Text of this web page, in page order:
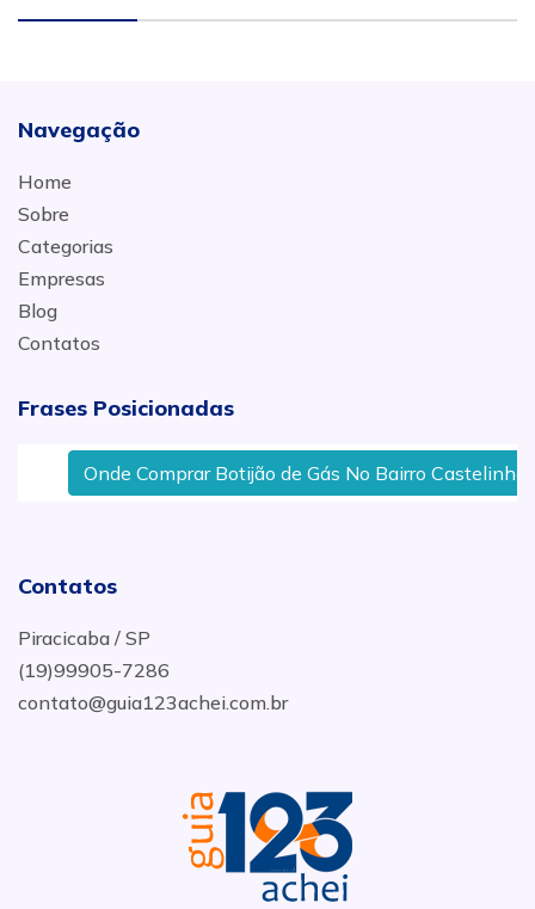
Navegação
Home
Sobre
Categorias
Empresas
Blog
Contatos
Frases Posicionadas
Onde Comprar Botijão de Gás No Bairro Castelinho
Contatos
Piracicaba / SP
(19)99905-7286
contato@guia123achei.com.br